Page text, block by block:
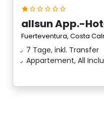
allsun App.-
Fuerteventura, Costa
7 Tage, inkl. Transfer
Appartement, All